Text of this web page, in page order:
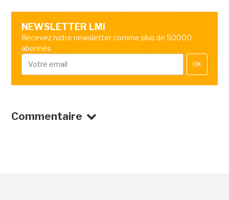
NEWSLETTER LMI
Recevez notre newsletter comme plus de 50000
abonnés
OK
Commentaire